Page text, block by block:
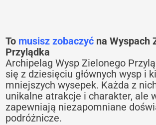
To musisz zobaczyć na Wyspach
Przylądka
Archipelag Wysp Zielonego
się z dziesięciu głównych wysp i
mniejszych wysepek. Każda z
unikalne atrakcje i charakter, ale
zapewniają niezapomniane
podróżnicze.